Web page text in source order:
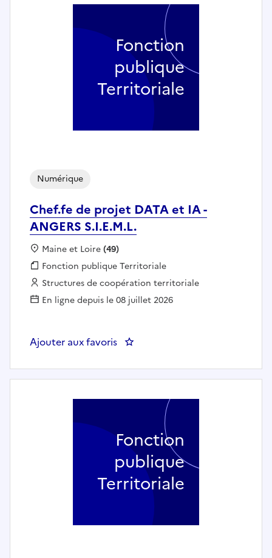
Chef.fe de projet DATA et IA -
ANGERS S.I.E.M.L.
Numérique
Localisation :
Maine et Loire(49)
Fonction publique :
Fonction publique Territoriale
Employeur :
Structures de coopération territoriale
En ligne depuis le 08 juillet 2026
Ajouter aux favoris : Chef.fe de projet DATA et IA -
Fonction
publique
Territoriale
Fonction
publique
Territoriale